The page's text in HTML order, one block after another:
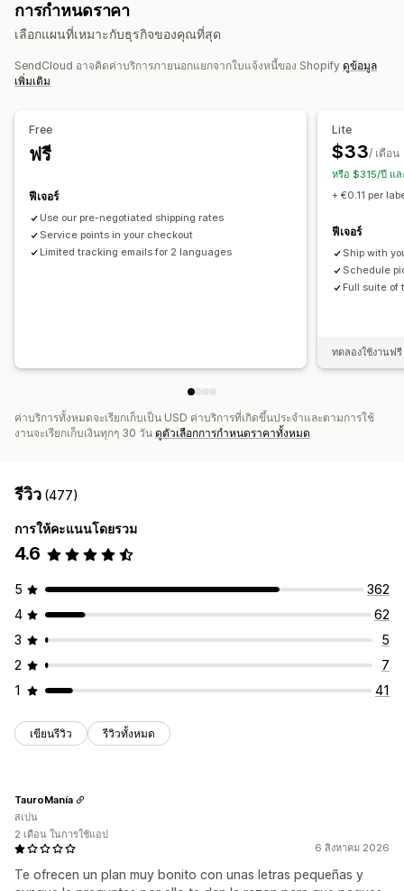
กฎการจัดส่ง วันที่จัดส่ง
การเลือกผู้ขนส่ง
อัตราค่าจัดส่ง
การจัดการการจัดส่ง
การปรับแต่ง
การแจ้งเตือนพนักงาน
หน้าการติดตาม
กฎที่กำหนดเอง
การกำหนดราคา
เลือกแผนที่เหมาะกับธุรกิจของคุณที่สุด
SendCloud อาจคิดค่าบริการภายนอกแยกจากใบแจ้งหนี้ของ Shopify ดูข้อมูล
เพิ่มเติม
Free
ฟรี
ฟีเจอร์
Use our pre-negotiated shipping rates
Service points in your checkout
Limited tracking emails for 2 languages
Lite
$33/ เดือน
หรือ $315/ปี แ
+ €0.11 per
ฟีเจอร์
Ship with
Schedule
Full suite of
ทดลองใช้งานฟ
ค่าบริการทั้งหมดจะเรียกเก็บเป็น USD ค่าบริการที่เกิดขึ้นประจำและตามการใช้
งานจะเรียกเก็บเงินทุกๆ 30 วัน ดูตัวเลือกการกำหนดราคาทั้งหมด
รีวิว (477)
การให้คะแนนโดยรวม
4.6
5
362
4
62
3
5
2
7
1
41
เขียนรีวิว รีวิวทั้งหมด
6 สิงหาคม 2026
Te ofrecen un plan muy bonito con unas letras pequeñas y
TauroManía
สเปน
2 เดือน ในการใช้แอป